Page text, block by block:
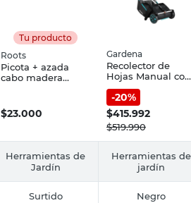
Tu producto
Roots
Picota + azada
cabo madera
$23.000
Gardena
Recolector de
Hojas Manual con
Ruedas Negro 69
Cm Gardena
-20%
$415.992
$519.990
Herramientas de
Jardín
Herramientas de
jardín
Surtido Negro